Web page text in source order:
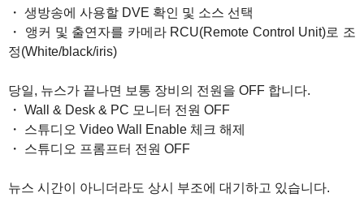
・ 생방송에 사용할 DVE 확인 및 소스 선택
・ 앵커 및 출연자를 카메라 RCU(Remote Control Unit)로 조
정(White/black/iris)
당일, 뉴스가 끝나면 보통 장비의 전원을 OFF 합니다.
・ Wall & Desk & PC 모니터 전원 OFF
・ 스튜디오 Video Wall Enable 체크 해제
・ 스튜디오 프롬프터 전원 OFF
뉴스 시간이 아니더라도 상시 부조에 대기하고 있습니다.